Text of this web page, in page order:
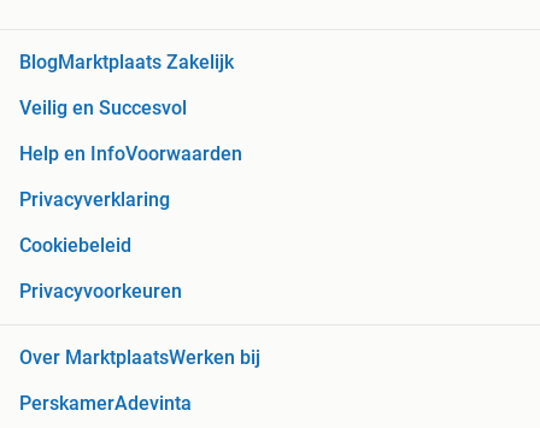
BlogMarktplaats Zakelijk
Veilig en Succesvol
Help en InfoVoorwaarden
Privacyverklaring
Cookiebeleid
Privacyvoorkeuren
Over MarktplaatsWerken bij
PerskamerAdevinta